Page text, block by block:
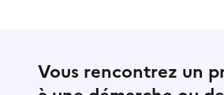
Vous rencontrez un